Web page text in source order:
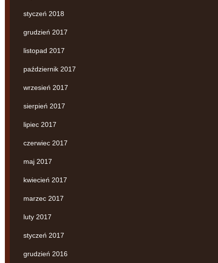
styczeń 2018
grudzień 2017
listopad 2017
październik 2017
wrzesień 2017
sierpień 2017
lipiec 2017
czerwiec 2017
maj 2017
kwiecień 2017
marzec 2017
luty 2017
styczeń 2017
grudzień 2016